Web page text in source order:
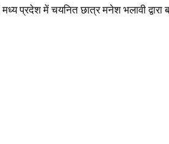
प्रदेश में चयनित छात्र मनेश भलावी